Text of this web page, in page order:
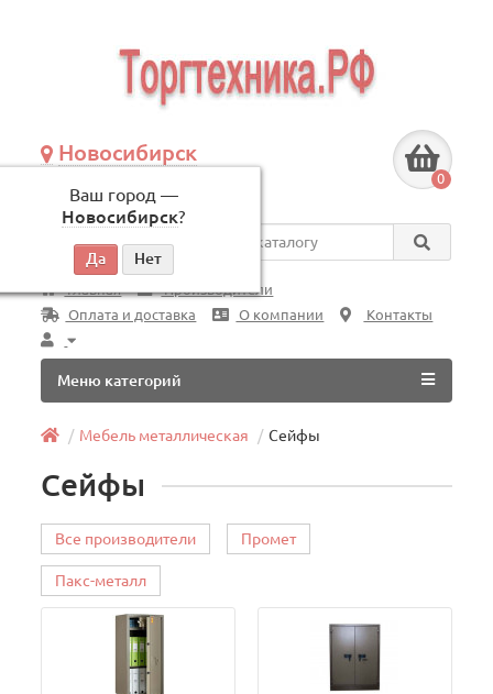
Новосибирск
Ваш город —
Новосибирск?
по будням, с 09:00 до 18:00
0
Везде
Главная
Производители
Оплата и доставка
О компании Контакты
Меню категорий
Мебель металлическая Сейфы
Сейфы
Все производители Промет
Пакс-металл